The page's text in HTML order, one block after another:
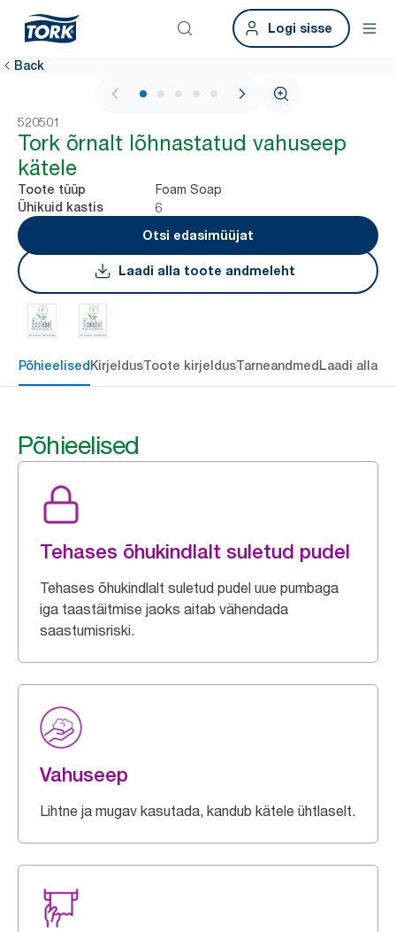
Logi sisse
Back
1 / 6
520501
Tork õrnalt lõhnastatud vahuseep
kätele
Toote tüüp Foam Soap
Ühikuid kastis
6
Otsi edasimüüjat
Laadi alla toote andmeleht
Põhieelised KirjeldusToote kirjeldusTarneandmed Laadi alla
Põhieelised
Tehases õhukindlalt suletud pudel
Tehases õhukindlalt suletud pudel uue pumbaga
iga taastäitmise jaoks aitab vähendada
saastumisriski.
Vahuseep
Lihtne ja mugav kasutada, kandub kätele ühtlaselt.